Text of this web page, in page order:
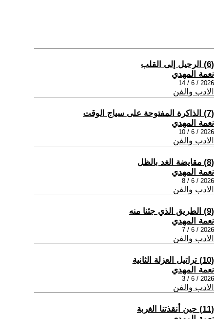
(6) الرحيل إلى القلب
نعمة المهدي
2026 / 6 / 14
الادب والفن
(7) الذاكرة المفتوحة على سياج الوقت
نعمة المهدي
2026 / 6 / 10
الادب والفن
(8) مقايضة الغد بالظل
نعمة المهدي
2026 / 6 / 8
الادب والفن
(9) الطريق الذي جئنا منه
نعمة المهدي
2026 / 6 / 7
الادب والفن
(10) تراتيل العزلة الثانية
نعمة المهدي
2026 / 6 / 3
الادب والفن
(11) حين أنقذتنا الغربة